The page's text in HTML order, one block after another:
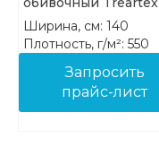
8212-36
Ширина, см: 140
Плотность, г/м²: 550
Запросить
прайс-лист